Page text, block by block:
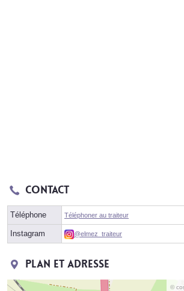
Contact
Téléphone Téléphoner au traiteur
Instagram @elmez_traiteur
Plan et adresse
©